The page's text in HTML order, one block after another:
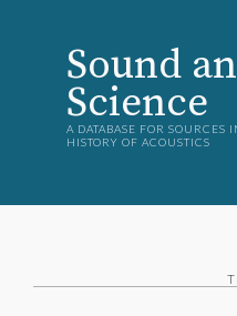
Sound
Science
A DATABASE FOR SOURCES
HISTORY OF ACOUSTICS